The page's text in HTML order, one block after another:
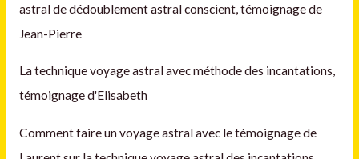
astral de dédoublement astral conscient, témoignage de
Jean-Pierre
La technique voyage astral avec méthode des incantations,
témoignage d'Elisabeth
Comment faire un voyage astral avec le témoignage de